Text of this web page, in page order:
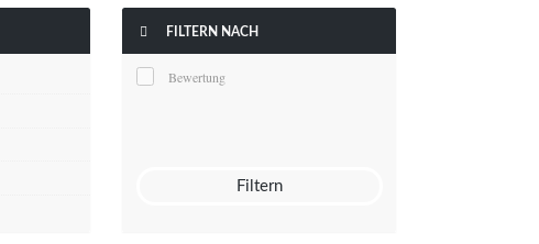
 FILTERN NACH
Bewertung
Filtern